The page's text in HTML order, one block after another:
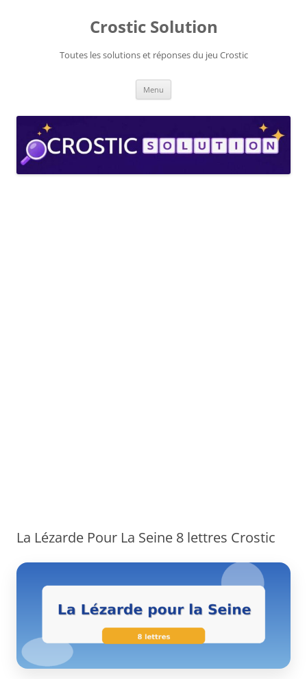
Crostic Solution
Toutes les solutions et réponses du jeu Crostic
Menu
La Lézarde Pour La Seine 8 lettres Crostic